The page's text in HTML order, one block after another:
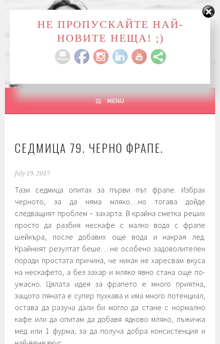
ME, MYSELF & I
WE LOSE OURSELVES IN THE THINGS WE LOVE. WE
FIND OURSELVES THERE, TOO.
MENU
СЕДМИЦА 79. ЧЕРНО ФРАПЕ.
July 19, 2017
Тази седмица опитах за първи път фрапе. Избрах
черното, за да няма мляко…но тогава дойде
следващият проблем – захарта. В крайна сметка реших
просто да разбия нескафе с малко вода с фрапе
шейкъра, после добавих още вода и накрая лед.
Крайният резултат беше….не особено задоволителен
поради простата причина, че никак не харесвам вкуса
на нескафето, а без захар и мляко явно стана още по-
ужасно. Цялата идея за фрапето е много приятна,
защото пяната е супер пухкава и има много потенциал,
остава да разуча дали би могло да стане с нормално
кафе или да опитам да добавя ядково мляко, лъжичка
мед или 1 фурма, за да получа добра консистенция и
НЕ ПРОПУСКАЙТЕ НАЙ-
НОВИТЕ НЕЩА! ;)